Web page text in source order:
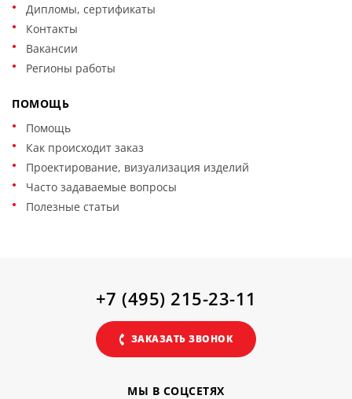
Дипломы, сертификаты
Контакты
Вакансии
Регионы работы
ПОМОЩЬ
Помощь
Как происходит заказ
Проектирование, визуализация изделий
Часто задаваемые вопросы
Полезные статьи
МЫ В СОЦСЕТЯХ
+7 (495) 215-23-11
ЗАКАЗАТЬ ЗВОНОК